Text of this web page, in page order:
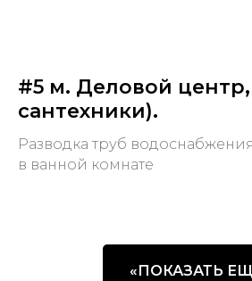
#5 м. Деловой центр,
сантехники).
Разводка труб
в ванной комнате
«ПОКАЗАТЬ